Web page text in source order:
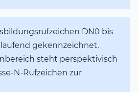
DN0 bis
gekennzeichnet.
steht perspektivisch
N-Rufzeichen zur